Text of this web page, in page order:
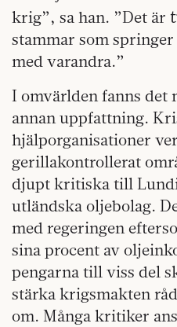
krig”, sa han. ”Det är
stammar som
med varandra.”
I omvärlden fanns det
annan uppfattning.
hjälporganisationer
gerillakontrollerat
djupt kritiska till
utländska oljebolag.
med regeringen
sina procent av
pengarna till viss del
stärka krigsmakten
om. Många kritiker